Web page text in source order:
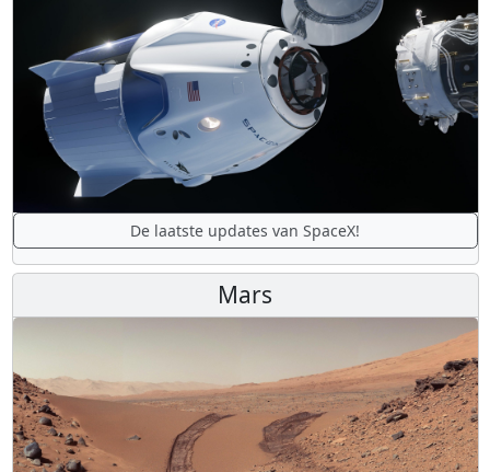
De laatste updates van SpaceX!
Mars